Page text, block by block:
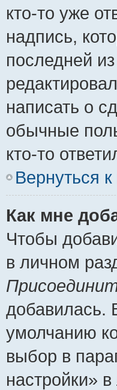
кто-то уже
надпись,
последней
написать о
обычные
кто-то
Вернуться
Как мне
Чтобы
в личном
добавилась.
умолчанию
выбор в
настройки»